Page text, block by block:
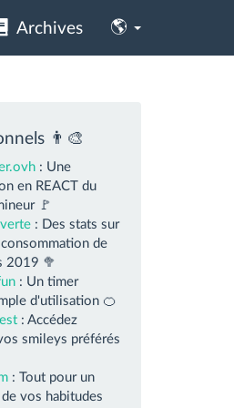
Archives 🌎
Choisir
👨‍🎨
: Une
en REACT du
🚩
: Des stats sur
de
2019 🥦
: Un timer
d'utilisation 🍊
: Accédez
smileys préférés
: Tout pour un
vos habitudes